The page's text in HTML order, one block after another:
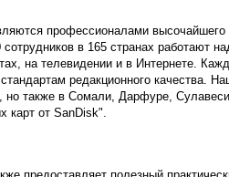
профессионалами
в 165 странах работают
на телевидении и в Интернете.
редакционного качества.
также в Сомали, Дарфуре,
карт от SanDisk".